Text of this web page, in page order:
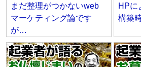
まだ整理がつかないweb
マーケティング論です
が…
HPに
構築